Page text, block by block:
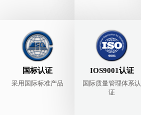
国标认证
采用国际标准产品
IOS9001认证
国际质量管理体系认
证